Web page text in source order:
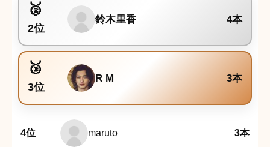
2位
鈴木里香 4本
3位
R M 3本
4位 maruto 3本